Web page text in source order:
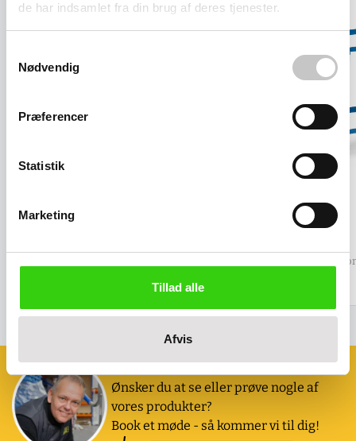
de har indsamlet fra din brug af deres tjenester.
Nødvendig
Præferencer
Statistik
Marketing
Tillad alle
Afvis
Samlevogn med bundplade Mini-rullebord
inkl.
Book et møde med os
Ønsker du at se eller prøve nogle af
vores produkter?
Book et møde - så kommer vi til dig!